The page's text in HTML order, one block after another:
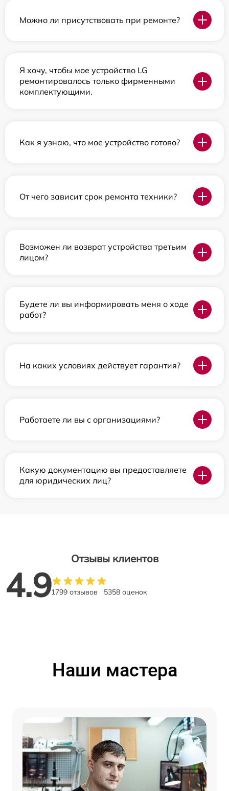
Можно ли присутствовать при ремонте?
Я хочу, чтобы мое устройство LG
ремонтировалось только фирменными
комплектующими.
Как я узнаю, что мое устройство готово?
От чего зависит срок ремонта техники?
Возможен ли возврат устройства третьим
лицом?
Будете ли вы информировать меня о ходе
работ?
На каких условиях действует гарантия?
Работаете ли вы с организациями?
Какую документацию вы предоставляете
для юридических лиц?
Отзывы клиентов
4.91799 отзывов 5358 оценок
Наши мастера